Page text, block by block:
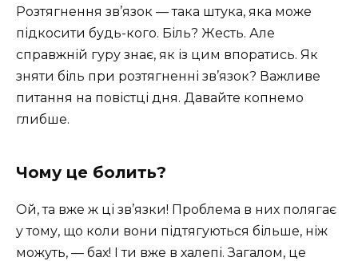
Розтягнення зв’язок — така штука, яка може
підкосити будь-кого. Біль? Жесть. Але
справжній гуру знає, як із цим впоратись. Як
зняти біль при розтягненні зв’язок? Важливе
питання на повістці дня. Давайте копнемо
глибше.
Чому це болить?
Ой, та вже ж ці зв’язки! Проблема в них полягає
у тому, що коли вони підтягуються більше, ніж
можуть, — бах! І ти вже в халепі. Загалом, це